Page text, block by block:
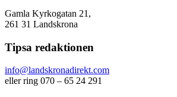
Gamla Kyrkogatan 21,
261 31 Landskrona
Tipsa redaktionen
info@landskronadirekt.com
eller ring 070 – 65 24 291